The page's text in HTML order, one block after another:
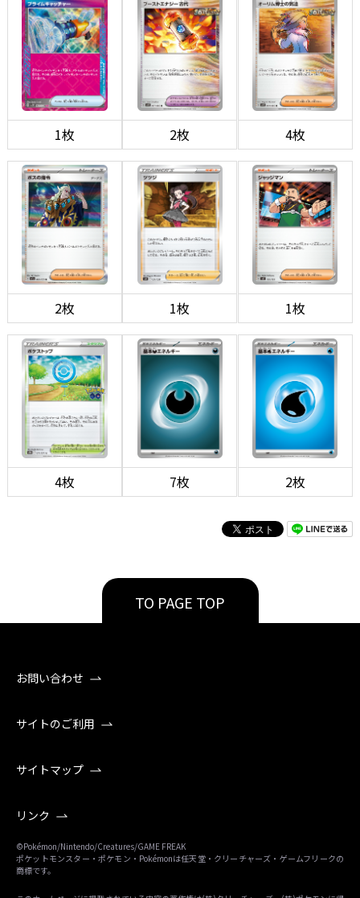
1枚 2枚 4枚
2枚 1枚 1枚
4枚 7枚 2枚
TO PAGE TOP
お問い合わせ
サイトのご利用
サイトマップ
リンク
©Pokémon/Nintendo/Creatures/GAME FREAK
ポケットモンスター・ポケモン・Pokémonは任天堂・クリーチャーズ・ゲームフリークの
商標です。